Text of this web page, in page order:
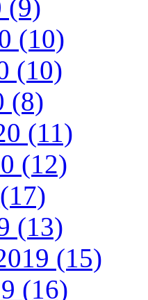
(9)
(10)
(10)
(8)
(11)
(12)
(13)
(15)
(16)